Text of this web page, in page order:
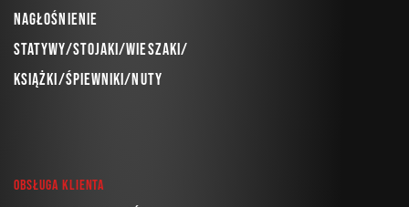
Nagłośnienie
Statywy/Stojaki/Wieszaki/
Książki/Śpiewniki/Nuty
Obsługa klienta